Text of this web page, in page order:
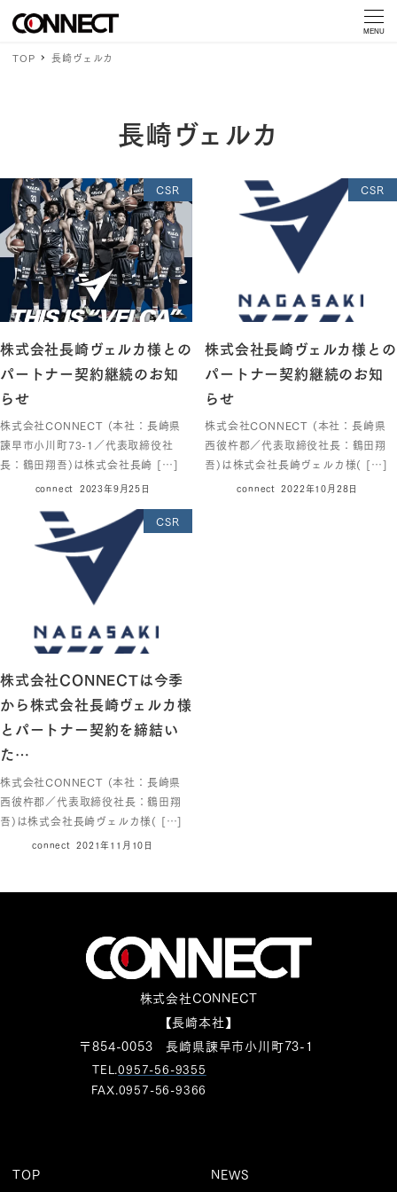
MENU
TOP 長崎ヴェルカ
長崎ヴェルカ
CSR
株式会社長崎ヴェルカ様との
パートナー契約継続のお知
らせ
株式会社CONNECT (本社：長崎県
諫早市小川町73-1／代表取締役社
長：鶴田翔吾)は株式会社長崎 […]
connect 2023年9月25日
CSR
株式会社長崎ヴェルカ様との
パートナー契約継続のお知
らせ
株式会社CONNECT (本社：長崎県
西彼杵郡／代表取締役社長：鶴田翔
吾)は株式会社長崎ヴェルカ様( […]
connect 2022年10月28日
CSR
株式会社CONNECTは今季
から株式会社長崎ヴェルカ様
とパートナー契約を締結い
た…
株式会社CONNECT (本社：長崎県
西彼杵郡／代表取締役社長：鶴田翔
吾)は株式会社長崎ヴェルカ様( […]
connect 2021年11月10日
株式会社CONNECT
【長崎本社】
〒854-0053 長崎県諫早市小川町73-1
TEL.0957-56-9355
FAX.0957-56-9366
TOP NEWS